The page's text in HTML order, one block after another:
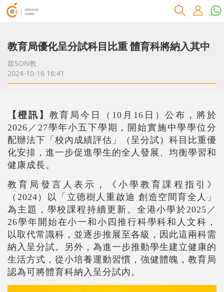
教育局優化呈分試科目比重 體育科將納入其中
親SON教
2024-10-16 16:41
【橙訊】 教育局今日（10月16日）公布，將於
2026／27學年小五下學期，開始實施中學學位分
配辦法下「校內成績評估」（呈分試）科目比重優
化安排，進一步促進學生的全人發展、均衡學習和
健康成長。
教育局發言人表示，《小學教育課程指引》
（2024）以「立德樹人重啟迪 創造空間育全人」
為主題，學校課程持續更新。全港小學於2025／
26學年開始在小一和小四推行科學科和人文科，
以取代常識科，並逐步推展至各級，因此這兩科需
納入呈分試。另外，為進一步推動學生建立健康的
生活方式，從小培養運動習慣，強健體魄，教育局
認為可將體育科納入呈分試內。